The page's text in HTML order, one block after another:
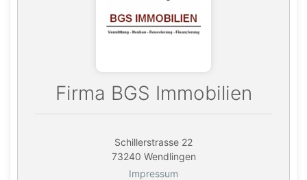
Firma BGS Immobilien
Schillerstrasse 22
73240 Wendlingen
Impressum